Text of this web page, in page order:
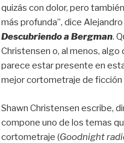
quizás con dolor, pero
más profunda”, dice
Descubriendo a Bergman.
Christensen o, al menos, algo
parece estar presente en
mejor cortometraje de ficción
Shawn Christensen escribe,
compone uno de los temas
cortometraje (Goodnight